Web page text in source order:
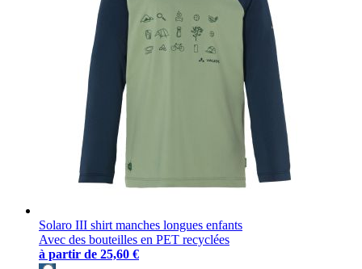
Solaro III shirt manches longues enfants
Avec des bouteilles en PET recyclées
à partir de 25,60 €